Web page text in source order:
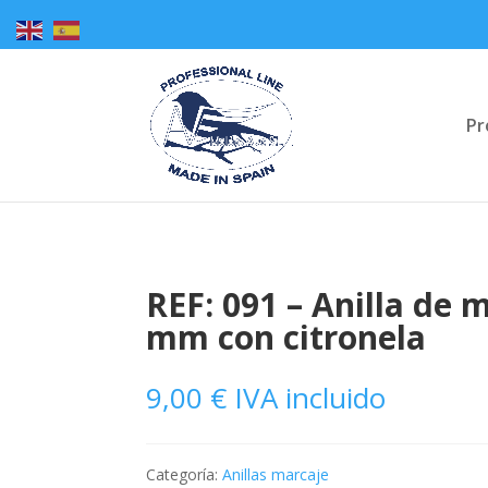
REF: 091 – Anilla de
mm con citronela
9,00 € IVA incluido
Categoría:Anillas marcaje